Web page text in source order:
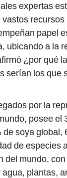
expertas
papel
ubicando a la
¿por qué
serían los que
por la
posee
soya global,
de especies
del mundo,
plantas,